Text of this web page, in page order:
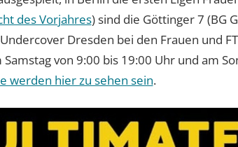
des Vorjahres) sind die Göttinger 7 (BG
Dresden bei den Frauen und
Samstag von 9:00 bis 19:00 Uhr und am
werden hier zu sehen sein.